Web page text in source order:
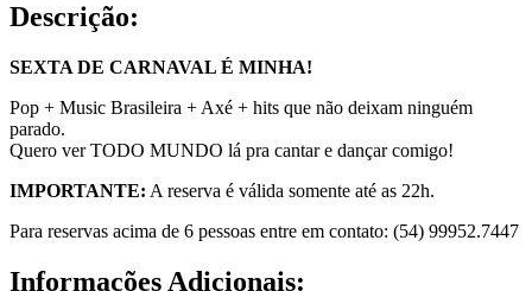
Descrição:
SEXTA DE CARNAVAL É MINHA!
Pop + Music Brasileira + Axé + hits que não deixam ninguém
parado.
Quero ver TODO MUNDO lá pra cantar e dançar comigo!
IMPORTANTE: A reserva é válida somente até as 22h.
Para reservas acima de 6 pessoas entre em contato: (54) 99952.7447
Informações Adicionais: